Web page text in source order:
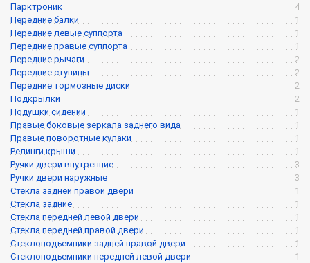
Парктроник
4
Передние балки
1
Передние левые суппорта
1
Передние правые суппорта
1
Передние рычаги
2
Передние ступицы
2
Передние тормозные диски
2
Подкрылки
2
Подушки сидений
1
Правые боковые зеркала заднего вида
1
Правые поворотные кулаки
1
Релинги крыши
1
Ручки двери внутренние
3
Ручки двери наружные
3
Стекла задней правой двери
1
Стекла задние
1
Стекла передней левой двери
1
Стекла передней правой двери
1
Стеклоподъемники задней правой двери
1
Стеклоподъемники передней левой двери
1